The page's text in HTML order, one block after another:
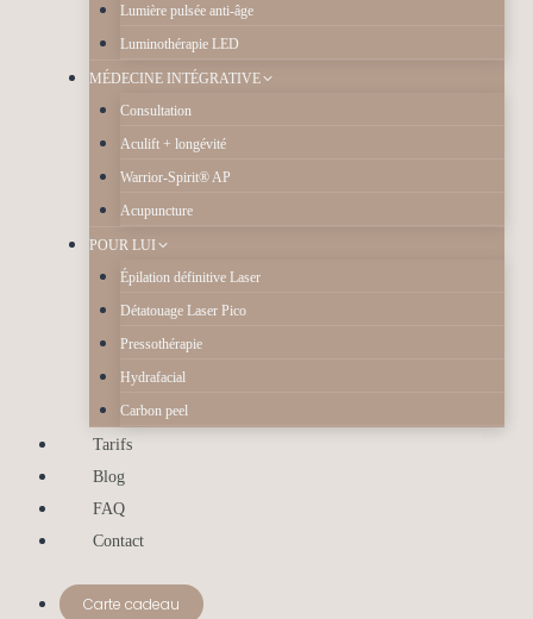
Lumière pulsée anti-âge
Luminothérapie LED
MÉDECINE INTÉGRATIVE
Consultation
Aculift + longévité
Warrior-Spirit® AP
Acupuncture
POUR LUI
Épilation définitive Laser
Détatouage Laser Pico
Pressothérapie
Hydrafacial
Carbon peel
Tarifs
Blog
FAQ
Contact
Carte cadeau